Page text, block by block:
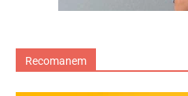
Recomanem